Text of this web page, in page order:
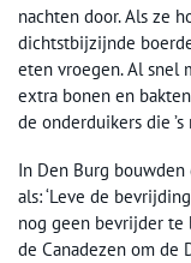
nachten door. Als ze
dichtstbijzijnde
eten vroegen. Al snel
extra bonen en
de onderduikers die
In Den Burg
als: ‘Leve de
nog geen bevrijder te
de Canadezen om de